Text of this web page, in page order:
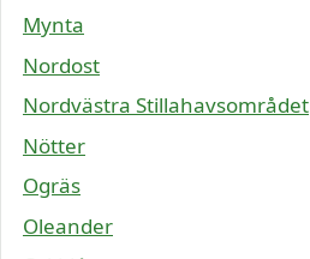
Mynta
Nordost
Nordvästra Stillahavsområdet
Nötter
Ogräs
Oleander